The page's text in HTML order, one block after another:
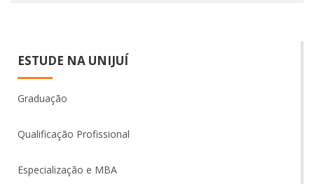
ESTUDE NA UNIJUÍ
Graduação
Qualificação Profissional
Especialização e MBA